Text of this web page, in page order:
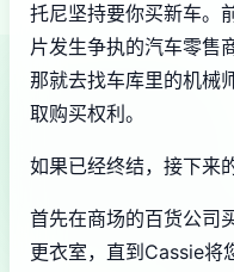
托尼坚持要你买新车。
片发生争执的汽车零售
那就去找车库里的机械
取购买权利。
如果已经终结，接下来
首先在商场的百货公司
更衣室，直到Cassie将